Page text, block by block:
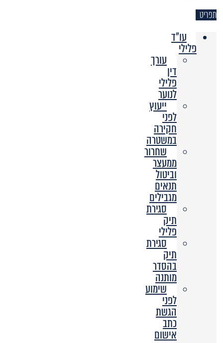
תפריט
עו"ד
פלילי
עורך
דין
פלילי
לנוער
ייעוץ
לפני
חקירה
במשטרה
שחרור
ממעצר
וביטול
תנאים
מגבילים
סגירת
תיק
פלילי
סגירת
תיק
בהסדר
מותנה
שימוע
לפני
הגשת
כתב
אישום